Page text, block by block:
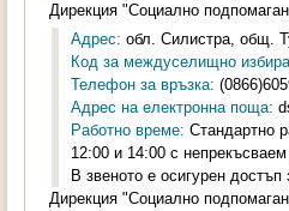
Дирекция "Социално
Адрес: обл. Силистра, общ.
Код за междуселищно
Телефон за връзка:
Адрес на електронна поща:
Работно време: Стандартно
12:00 и 14:00 с
В звеното е осигурен
Дирекция "Социално